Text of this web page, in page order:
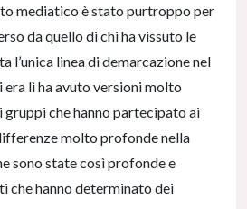
mediatico è stato purtroppo per
da quello di chi ha vissuto le
l’unica linea di demarcazione nel
era lì ha avuto versioni molto
gruppi che hanno partecipato ai
molto profonde nella
sono state così profonde e
che hanno determinato dei